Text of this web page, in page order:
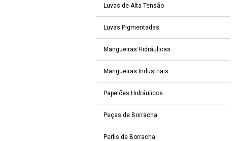
Luvas de Alta Tensão
Luvas Pigmentadas
Mangueiras Hidráulicas
Mangueiras Industriais
Papelões Hidráulicos
Peças de Borracha
Perfis de Borracha